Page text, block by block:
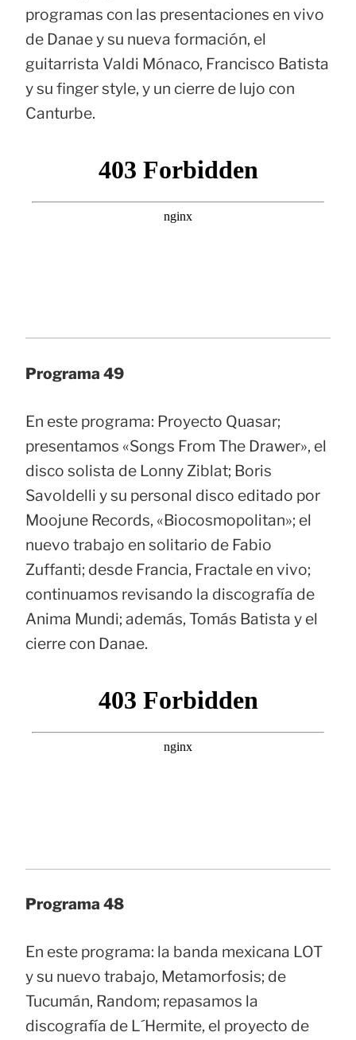
programas con las presentaciones en vivo
de Danae y su nueva formación, el
guitarrista Valdi Mónaco, Francisco Batista
y su finger style, y un cierre de lujo con
Canturbe.
Programa 49
En este programa: Proyecto Quasar;
presentamos «Songs From The Drawer», el
disco solista de Lonny Ziblat; Boris
Savoldelli y su personal disco editado por
Moojune Records, «Biocosmopolitan»; el
nuevo trabajo en solitario de Fabio
Zuffanti; desde Francia, Fractale en vivo;
continuamos revisando la discografía de
Anima Mundi; además, Tomás Batista y el
cierre con Danae.
Programa 48
En este programa: la banda mexicana LOT
y su nuevo trabajo, Metamorfosis; de
Tucumán, Random; repasamos la
discografía de L´Hermite, el proyecto de